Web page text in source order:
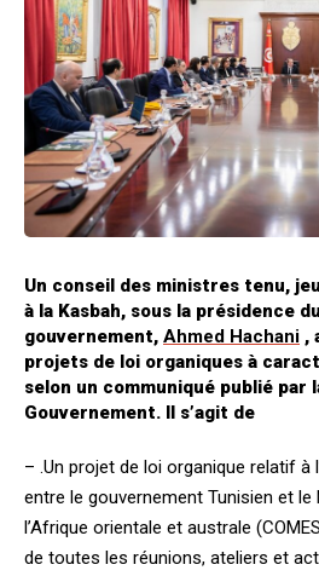
Un conseil des ministres tenu,
à la Kasbah, sous la présidence
gouvernement, Ahmed Hachani ,
projets de loi organiques à
selon un communiqué publié par
Gouvernement. Il s’agit de
– .Un projet de loi organique relatif à
entre le gouvernement Tunisien et
l’Afrique orientale et australe
de toutes les réunions, ateliers et